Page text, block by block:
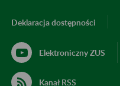
Deklaracja dostępności
Elektroniczny ZUS
Kanał RSS